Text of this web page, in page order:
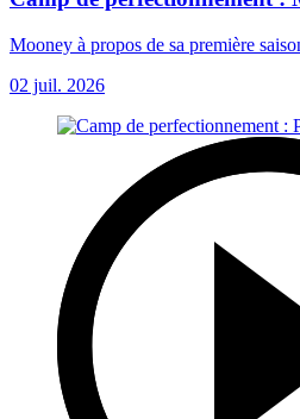
Mooney à propos de sa première
02 juil. 2026